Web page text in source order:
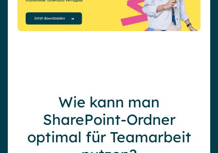
Wie kann man
SharePoint-Ordner
optimal für Teamarbeit